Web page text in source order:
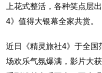
上花式整活，各种笑点层
4》值得大银幕全家共赏。
近日《精灵旅社4》于全国
场欢乐气氛爆满，影片大